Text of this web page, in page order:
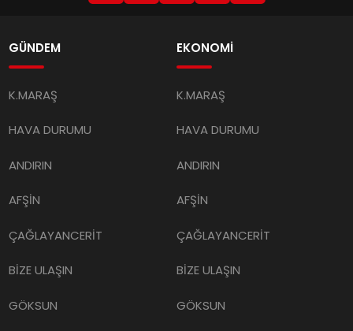
GÜNDEM
K.MARAŞ
HAVA DURUMU
ANDIRIN
AFŞİN
ÇAĞLAYANCERİT
BİZE ULAŞIN
GÖKSUN
EKONOMİ
K.MARAŞ
HAVA DURUMU
ANDIRIN
AFŞİN
ÇAĞLAYANCERİT
BİZE ULAŞIN
GÖKSUN